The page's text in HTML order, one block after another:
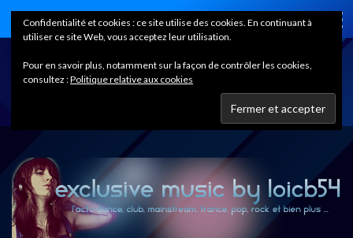
Home
Confidentialité et cookies : ce site utilise des cookies. En continuant à
utiliser ce site Web, vous acceptez leur utilisation.
Pour en savoir plus, notamment sur la façon de contrôler les cookies,
consultez :Politique relative aux cookies